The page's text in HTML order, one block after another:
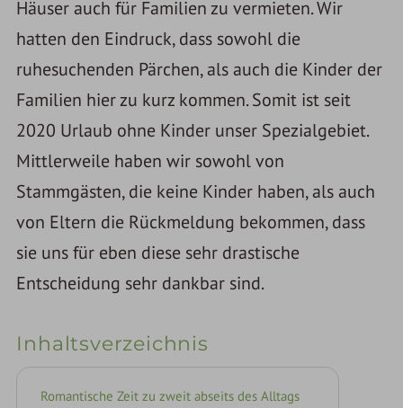
Häuser auch für Familien zu vermieten. Wir
hatten den Eindruck, dass sowohl die
ruhesuchenden Pärchen, als auch die Kinder der
Familien hier zu kurz kommen. Somit ist seit
2020 Urlaub ohne Kinder unser Spezialgebiet.
Mittlerweile haben wir sowohl von
Stammgästen, die keine Kinder haben, als auch
von Eltern die Rückmeldung bekommen, dass
sie uns für eben diese sehr drastische
Entscheidung sehr dankbar sind.
Inhaltsverzeichnis
Romantische Zeit zu zweit abseits des Alltags